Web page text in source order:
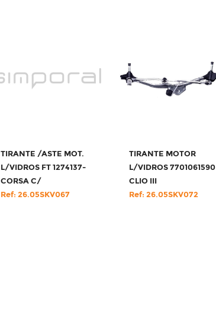
TIRANTE /ASTE MOT.
L/VIDROS FT 1274137-
CORSA C/
Ref: 26.05SKV067
TIRANTE MOTOR
L/VIDROS 7701061590
CLIO III
Ref: 26.05SKV072